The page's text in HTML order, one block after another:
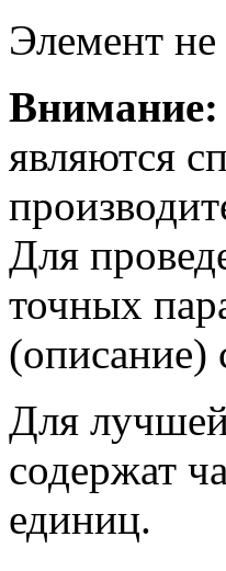
Элемент
Внимание:
являются
Для
точных
(описание)
Для
содержат
единиц.